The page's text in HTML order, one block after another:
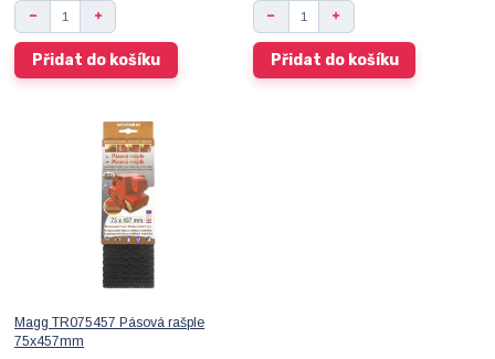
Přidat do košíku Přidat do košíku
Magg TR075457 Pásová rašple
75x457mm